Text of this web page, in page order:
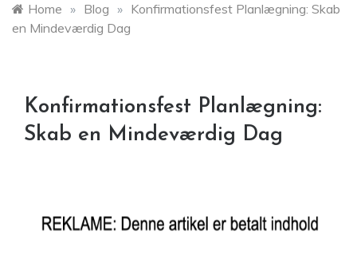
Home » Blog » Konfirmationsfest Planlægning: Skab
en Mindeværdig Dag
Konfirmationsfest Planlægning:
Skab en Mindeværdig Dag